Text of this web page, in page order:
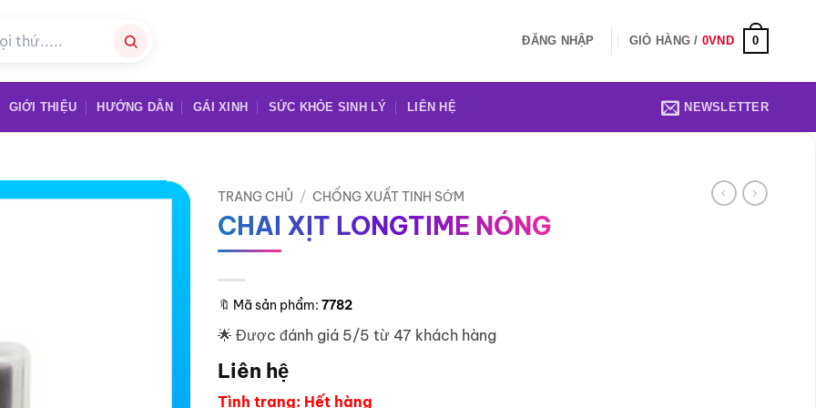
ĐĂNG NHẬP GIỎ HÀNG / 0VND 0
GIỚI THIỆU HƯỚNG DẪN GÁI XINH SỨC KHỎE SINH LÝ LIÊN HỆ NEWSLETTER
TRANG CHỦ / CHỐNG XUẤT TINH SỚM
CHAI XỊT LONGTIME NÓNG
🔖 Mã sản phẩm: 7782
🌟 Được đánh giá 5/5 từ 47 khách hàng
Liên hệ
Tình trạng: Hết hàng